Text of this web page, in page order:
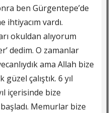
ben Gürgentepe’de
ihtiyacım vardı.
okuldan alıyorum
dedim. O zamanlar
ama Allah bize
çalıştık. 6 yıl
içerisinde bize
Memurlar bize